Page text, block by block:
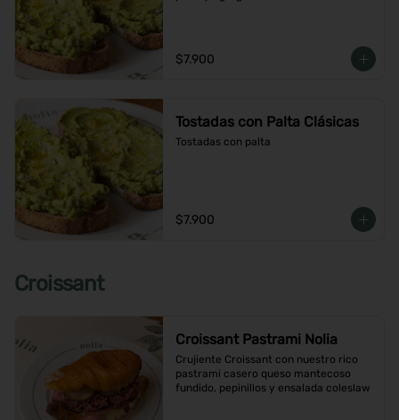
$7.900
Tostadas con Palta Clásicas
Tostadas con palta
$7.900
Croissant
Croissant Pastrami Nolia
Crujiente Croissant con nuestro rico
pastrami casero queso mantecoso
fundido, pepinillos y ensalada coleslaw